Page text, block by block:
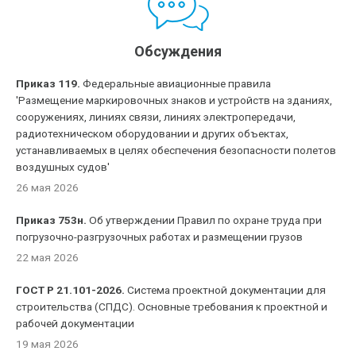
Обсуждения
Приказ 119. Федеральные авиационные правила
'Размещение маркировочных знаков и устройств на зданиях,
сооружениях, линиях связи, линиях электропередачи,
радиотехническом оборудовании и других объектах,
устанавливаемых в целях обеспечения безопасности полетов
воздушных судов'
26 мая 2026
Приказ 753н. Об утверждении Правил по охране труда при
погрузочно-разгрузочных работах и размещении грузов
22 мая 2026
ГОСТ Р 21.101-2026. Система проектной документации для
строительства (СПДС). Основные требования к проектной и
рабочей документации
19 мая 2026